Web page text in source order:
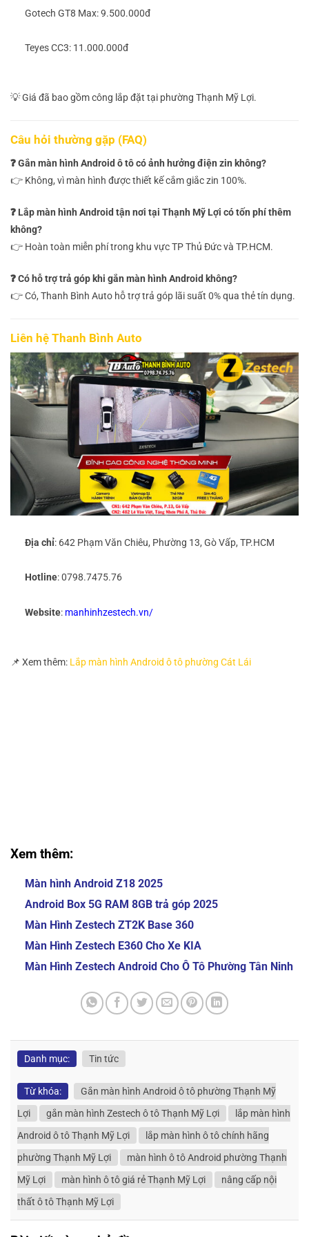
Gotech GT8 Max: 9.500.000đ
Teyes CC3: 11.000.000đ
💡 Giá đã bao gồm công lắp đặt tại phường Thạnh Mỹ Lợi.
Câu hỏi thường gặp (FAQ)
❓ Gắn màn hình Android ô tô có ảnh hưởng điện zin không?
👉 Không, vì màn hình được thiết kế cắm giắc zin 100%.
❓ Lắp màn hình Android tận nơi tại Thạnh Mỹ Lợi có tốn phí thêm
không?
👉 Hoàn toàn miễn phí trong khu vực TP Thủ Đức và TP.HCM.
❓ Có hỗ trợ trả góp khi gắn màn hình Android không?
👉 Có, Thanh Bình Auto hỗ trợ trả góp lãi suất 0% qua thẻ tín dụng.
Liên hệ Thanh Bình Auto
Địa chỉ: 642 Phạm Văn Chiêu, Phường 13, Gò Vấp, TP.HCM
Hotline: 0798.7475.76
Website: manhinhzestech.vn/
📌 Xem thêm: Lắp màn hình Android ô tô phường Cát Lái
Xem thêm:
Màn hình Android Z18 2025
Android Box 5G RAM 8GB trả góp 2025
Màn Hình Zestech ZT2K Base 360
Màn Hình Zestech E360 Cho Xe KIA
Màn Hình Zestech Android Cho Ô Tô Phường Tân Ninh
Danh mục: Tin tức
Từ khóa:
Gắn màn hình Android ô tô phường Thạnh Mỹ
Lợi
gắn màn hình Zestech ô tô Thạnh Mỹ Lợi
lắp màn hình
Android ô tô Thạnh Mỹ Lợi
lắp màn hình ô tô chính hãng
phường Thạnh Mỹ Lợi
màn hình ô tô Android phường Thạnh
Mỹ Lợi
màn hình ô tô giá rẻ Thạnh Mỹ Lợi
nâng cấp nội
thất ô tô Thạnh Mỹ Lợi